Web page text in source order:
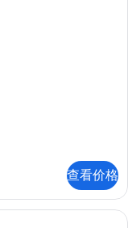
查看价格
箱、办公桌、笔记本电脑